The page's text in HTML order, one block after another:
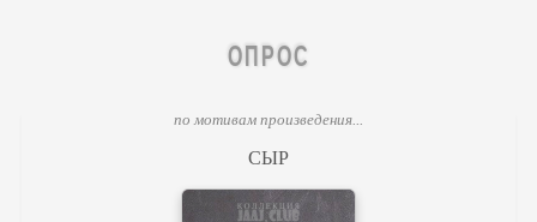
ОПРОС
по мотивам произведения...
СЫР